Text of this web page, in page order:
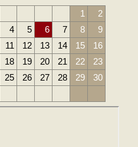
1
2
4 5 6 7 8
9
11 12 13 14 15
16
18 19 20 21 22
23
25 26 27 28 29
30